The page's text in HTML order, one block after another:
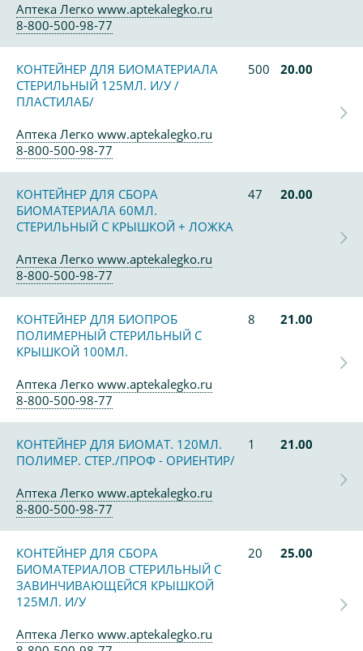
Аптека Легко www.aptekalegko.ru
8-800-500-98-77
КОНТЕЙНЕР ДЛЯ БИОМАТЕРИАЛА
СТЕРИЛЬНЫЙ 125МЛ. И/У /
ПЛАСТИЛАБ/
500 20.00
Аптека Легко www.aptekalegko.ru
8-800-500-98-77
КОНТЕЙНЕР ДЛЯ СБОРА
БИОМАТЕРИАЛА 60МЛ.
СТЕРИЛЬНЫЙ С КРЫШКОЙ + ЛОЖКА
47 20.00
Аптека Легко www.aptekalegko.ru
8-800-500-98-77
КОНТЕЙНЕР ДЛЯ БИОПРОБ
ПОЛИМЕРНЫЙ СТЕРИЛЬНЫЙ С
КРЫШКОЙ 100МЛ.
8 21.00
Аптека Легко www.aptekalegko.ru
8-800-500-98-77
КОНТЕЙНЕР ДЛЯ БИОМАТ. 120МЛ.
ПОЛИМЕР. СТЕР./ПРОФ - ОРИЕНТИР/
1 21.00
Аптека Легко www.aptekalegko.ru
8-800-500-98-77
КОНТЕЙНЕР ДЛЯ СБОРА
БИОМАТЕРИАЛОВ СТЕРИЛЬНЫЙ С
ЗАВИНЧИВАЮЩЕЙСЯ КРЫШКОЙ
125МЛ. И/У
20 25.00
Аптека Легко www.aptekalegko.ru